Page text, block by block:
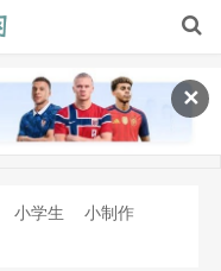
✕
小学生
小制作